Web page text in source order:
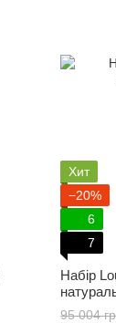
Хит
−20%
6
7
Набір
95 004